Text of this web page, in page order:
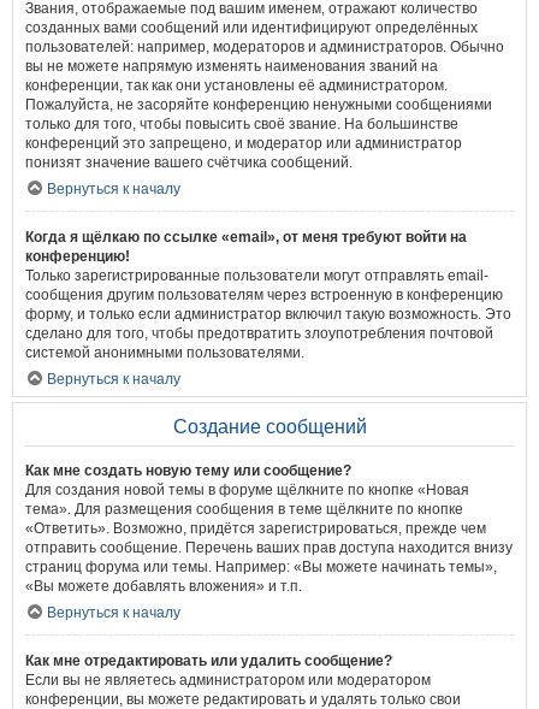
Звания, отображаемые под вашим именем, отражают количество
созданных вами сообщений или идентифицируют определённых
пользователей: например, модераторов и администраторов. Обычно
вы не можете напрямую изменять наименования званий на
конференции, так как они установлены её администратором.
Пожалуйста, не засоряйте конференцию ненужными сообщениями
только для того, чтобы повысить своё звание. На большинстве
конференций это запрещено, и модератор или администратор
понизят значение вашего счётчика сообщений.
Вернуться к началу
Когда я щёлкаю по ссылке «email», от меня требуют войти на
конференцию!
Только зарегистрированные пользователи могут отправлять email-
сообщения другим пользователям через встроенную в конференцию
форму, и только если администратор включил такую возможность. Это
сделано для того, чтобы предотвратить злоупотребления почтовой
системой анонимными пользователями.
Вернуться к началу
Создание сообщений
Как мне создать новую тему или сообщение?
Для создания новой темы в форуме щёлкните по кнопке «Новая
тема». Для размещения сообщения в теме щёлкните по кнопке
«Ответить». Возможно, придётся зарегистрироваться, прежде чем
отправить сообщение. Перечень ваших прав доступа находится внизу
страниц форума или темы. Например: «Вы можете начинать темы»,
«Вы можете добавлять вложения» и т.п.
Вернуться к началу
Как мне отредактировать или удалить сообщение?
Если вы не являетесь администратором или модератором
конференции, вы можете редактировать и удалять только свои